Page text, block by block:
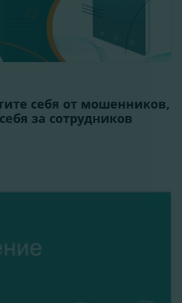
себя от мошенников,
за сотрудников